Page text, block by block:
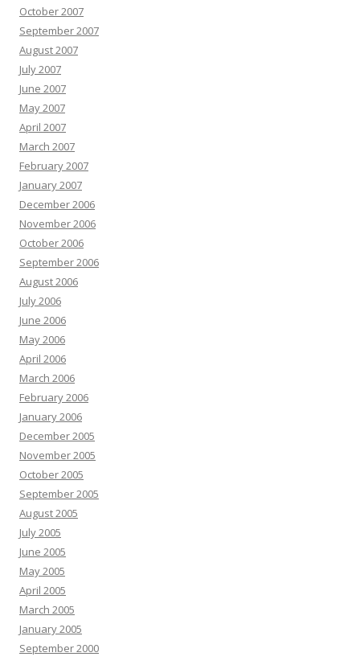
October 2007
September 2007
August 2007
July 2007
June 2007
May 2007
April 2007
March 2007
February 2007
January 2007
December 2006
November 2006
October 2006
September 2006
August 2006
July 2006
June 2006
May 2006
April 2006
March 2006
February 2006
January 2006
December 2005
November 2005
October 2005
September 2005
August 2005
July 2005
June 2005
May 2005
April 2005
March 2005
January 2005
September 2000